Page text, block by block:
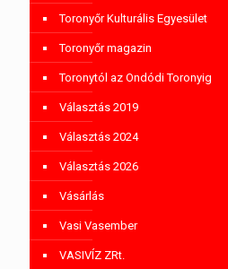
Toronyőr Kulturális Egyesület
Toronyőr magazin
Toronytól az Ondódi Toronyig
Választás 2019
Választás 2024
Választás 2026
Vásárlás
Vasi Vasember
VASIVÍZ ZRt.